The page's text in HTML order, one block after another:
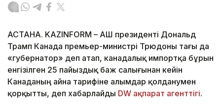
АСТАНА. KAZINFORM – АҚШ президенті Дональд
Трамп Канада премьер-министрі Трюдоны тағы да
«губернатор» деп атап, канадалық импортқа бұрын
енгізілген 25 пайыздық баж салығынан кейін
Канаданың айна тарифіне алымдар қолданумен
қорқытты, деп хабарлайды DW ақпарат агенттігі.